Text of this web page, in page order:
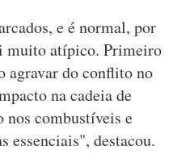
e é normal, por
muito atípico. Primeiro
agravar do conflito no
na cadeia de
combustíveis e
essenciais", destacou.